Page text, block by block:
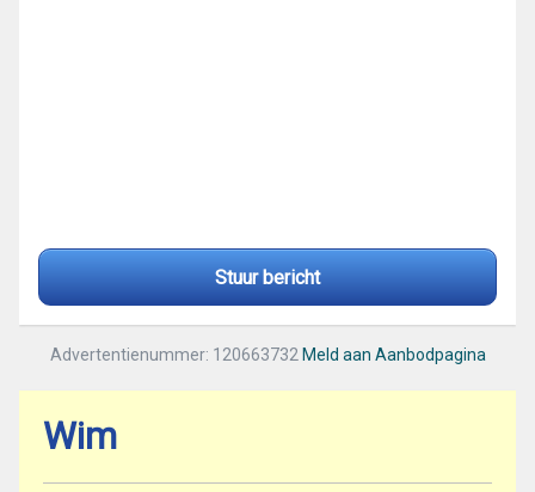
Stuur bericht
Advertentienummer: 120663732 Meld aan Aanbodpagina
Wim